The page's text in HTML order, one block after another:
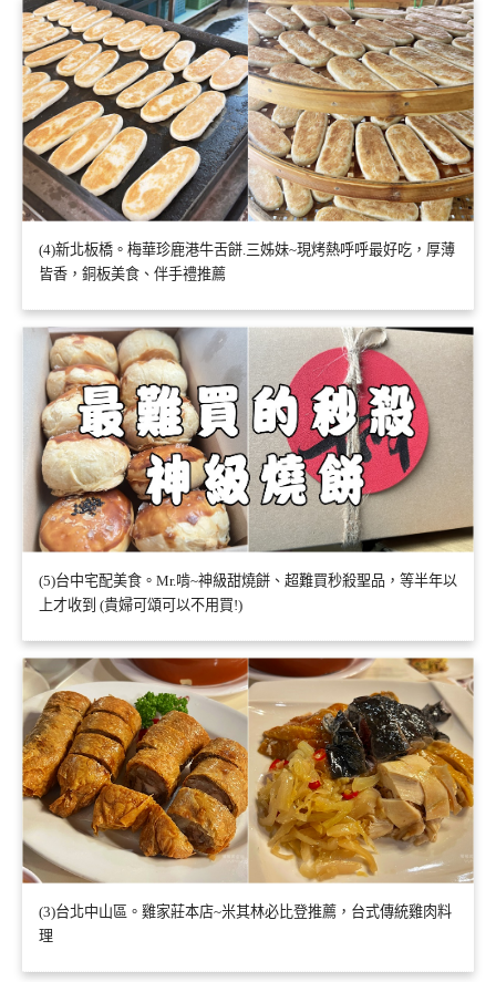
(4)新北板橋。梅華珍鹿港牛舌餅.三姊妹~現烤熱呼呼最好吃，厚薄
皆香，銅板美食、伴手禮推薦
(5)台中宅配美食。Mr.啃~神級甜燒餅、超難買秒殺聖品，等半年以
上才收到 (貴婦可頌可以不用買!)
(3)台北中山區。雞家莊本店~米其林必比登推薦，台式傳統雞肉料
理